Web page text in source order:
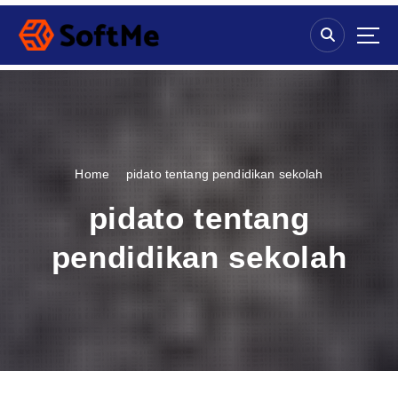
S
p
Home pidato tentang pendidikan sekolah
pidato tentang
pendidikan sekolah